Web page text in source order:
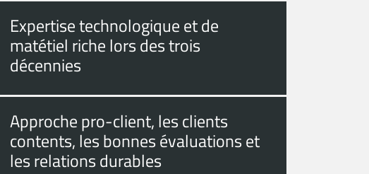
Expertise technologique et de
matétiel riche lors des trois
décennies
Approche pro-client, les clients
contents, les bonnes évaluations et
les relations durables